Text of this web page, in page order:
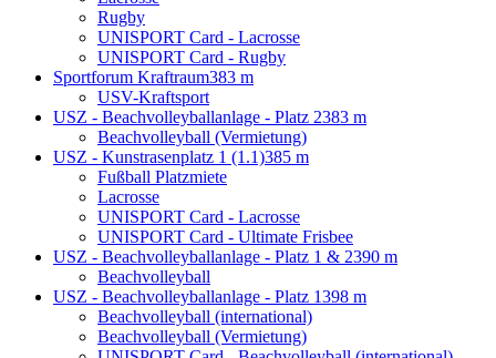
Rugby
UNISPORT Card - Lacrosse
UNISPORT Card - Rugby
Sportforum Kraftraum383 m
USV-Kraftsport
USZ - Beachvolleyballanlage - Platz 2383 m
Beachvolleyball (Vermietung)
USZ - Kunstrasenplatz 1 (1.1)385 m
Fußball Platzmiete
Lacrosse
UNISPORT Card - Lacrosse
UNISPORT Card - Ultimate Frisbee
USZ - Beachvolleyballanlage - Platz 1 & 2390 m
Beachvolleyball
USZ - Beachvolleyballanlage - Platz 1398 m
Beachvolleyball (international)
Beachvolleyball (Vermietung)